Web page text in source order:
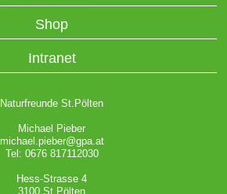
Shop
Intranet
Naturfreunde St.Pölten
Michael Pieber
michael.pieber@gpa.at
Tel: 0676 817112030
Hess-Strasse 4
3100 St.Pölten